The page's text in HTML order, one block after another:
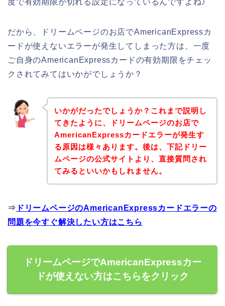
度で有効期限が切れる設定になっているんですよね♪
だから、ドリームページのお店でAmericanExpressカ
ードが使えないエラーが発生してしまった方は、一度
ご自身のAmericanExpressカードの有効期限をチェッ
クされてみてはいかがでしょうか？
いかがだったでしょうか？これまで説明し
てきたように、ドリームページのお店で
AmericanExpressカードエラーが発生す
る原因は様々あります。後は、下記ドリー
ムページの公式サイトより、直接質問され
てみるといいかもしれません。
⇒ ドリームページのAmericanExpressカードエラーの
問題を今すぐ解決したい方はこちら
ドリームページでAmericanExpressカー
ドが使えない方はこちらをクリック